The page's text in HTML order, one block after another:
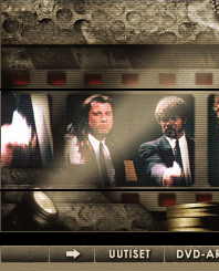
Hyppää pääsisältöön